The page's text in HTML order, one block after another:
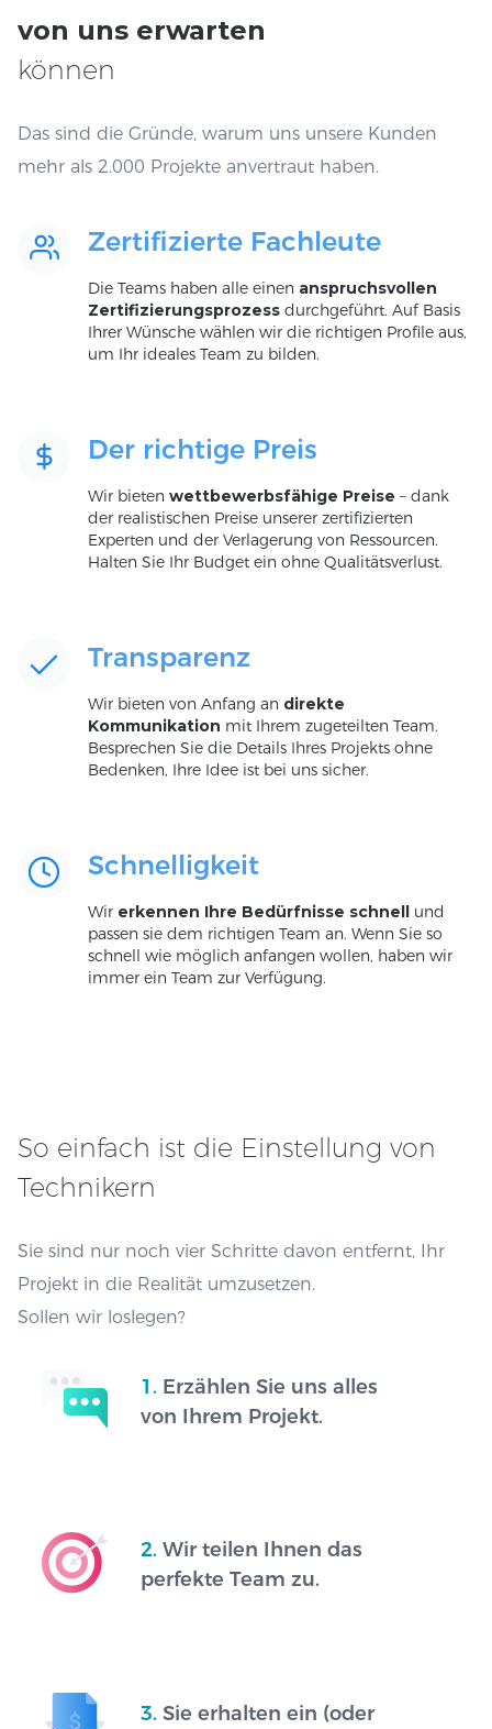
von uns erwarten
können
Das sind die Gründe, warum uns unsere Kunden
mehr als 2.000 Projekte anvertraut haben.
Zertifizierte Fachleute
Die Teams haben alle einen anspruchsvollen
Zertifizierungsprozess durchgeführt. Auf Basis
Ihrer Wünsche wählen wir die richtigen Profile aus,
um Ihr ideales Team zu bilden.
Der richtige Preis
Wir bieten wettbewerbsfähige Preise – dank
der realistischen Preise unserer zertifizierten
Experten und der Verlagerung von Ressourcen.
Halten Sie Ihr Budget ein ohne Qualitätsverlust.
Transparenz
Wir bieten von Anfang an direkte
Kommunikation mit Ihrem zugeteilten Team.
Besprechen Sie die Details Ihres Projekts ohne
Bedenken, Ihre Idee ist bei uns sicher.
Schnelligkeit
Wir erkennen Ihre Bedürfnisse schnell und
passen sie dem richtigen Team an. Wenn Sie so
schnell wie möglich anfangen wollen, haben wir
immer ein Team zur Verfügung.
So einfach ist die Einstellung von
Technikern
Sie sind nur noch vier Schritte davon entfernt, Ihr
Projekt in die Realität umzusetzen.
Sollen wir loslegen?
1. Erzählen Sie uns alles
von Ihrem Projekt.
2. Wir teilen Ihnen das
perfekte Team zu.
3. Sie erhalten ein (oder